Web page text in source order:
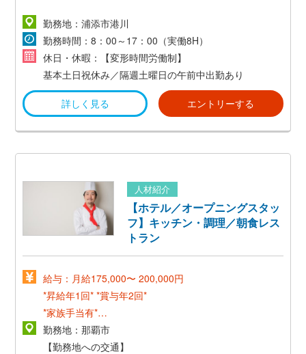
【正社員】
月給制／160,000円～
勤務地：浦添市港川
勤務時間：8：00～17：00（実働8H）
休日・休暇：【変形時間労働制】
基本土日祝休み／隔週土曜日の午前中出勤あり
詳しく見る エントリーする
人材紹介
【ホテル／オープニングスタッ
フ】キッチン・調理／朝食レス
トラン
給与：月給175,000〜 200,000円
*昇給年1回* *賞与年2回*
*家族手当有*
*交通費規定支給(上限30,000円)*
勤務地：那覇市
【勤務地への交通】